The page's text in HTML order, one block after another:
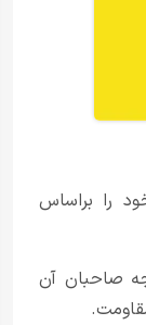
را براساس
صاحبان آن